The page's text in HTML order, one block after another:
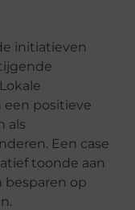
initiatieven
een positieve
als
Een case
toonde aan
besparen op